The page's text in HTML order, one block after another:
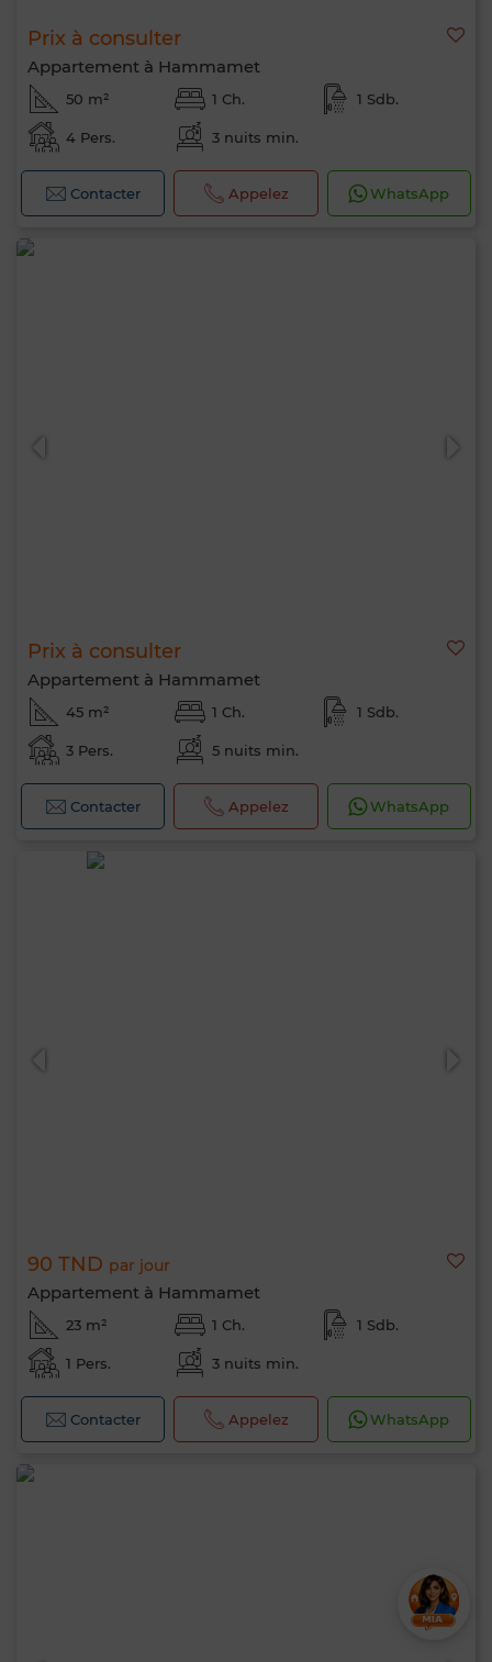
Prix à consulter
Appartement à Hammamet
50 m² 1 Ch. 1 Sdb.
4 Pers. 3 nuits min.
Contacter Appelez WhatsApp
Prix à consulter
Appartement à Hammamet
45 m² 1 Ch. 1 Sdb.
3 Pers. 5 nuits min.
Contacter Appelez WhatsApp
90 TND par jour
Appartement à Hammamet
23 m² 1 Ch. 1 Sdb.
1 Pers. 3 nuits min.
Contacter Appelez WhatsApp